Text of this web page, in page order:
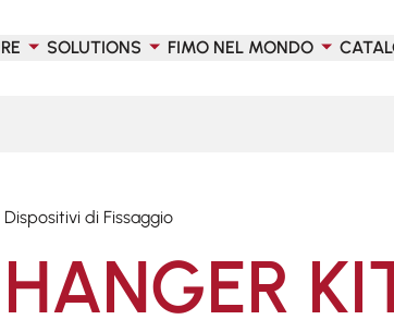
SOLUTIONS FIMO NEL MONDO
Dispositivi di Fissaggio
HANGER